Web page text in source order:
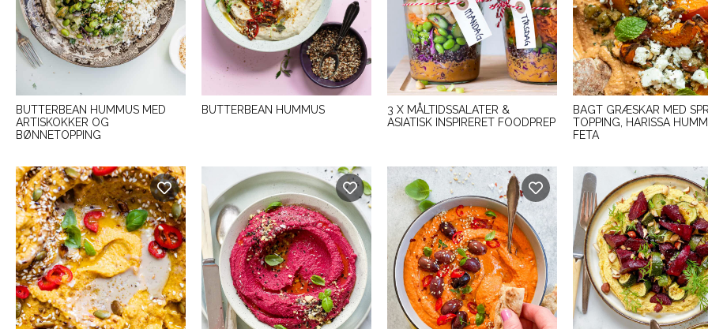
BUTTERBEAN HUMMUS MED
ARTISKOKKER OG
BØNNETOPPING
BUTTERBEAN HUMMUS
3 X MÅLTIDSSALATER &
ASIATISK INSPIRERET FOODPREP
BAGT GRÆSKAR MED
TOPPING, HARISSA
FETA